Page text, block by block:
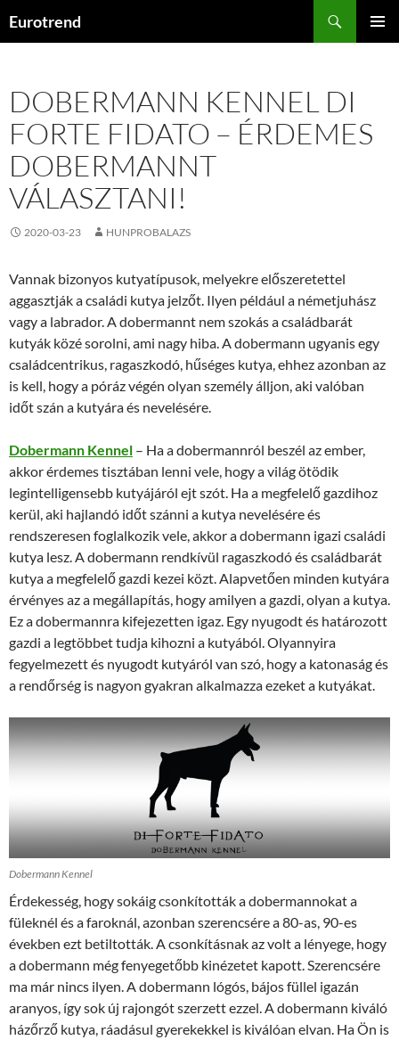
Eurotrend
DOBERMANN KENNEL DI
FORTE FIDATO – ÉRDEMES
DOBERMANNT
VÁLASZTANI!
2020-03-23 HUNPROBALAZS
Vannak bizonyos kutyatípusok, melyekre előszeretettel
aggasztják a családi kutya jelzőt. Ilyen például a németjuhász
vagy a labrador. A dobermannt nem szokás a családbarát
kutyák közé sorolni, ami nagy hiba. A dobermann ugyanis egy
családcentrikus, ragaszkodó, hűséges kutya, ehhez azonban az
is kell, hogy a póráz végén olyan személy álljon, aki valóban
időt szán a kutyára és nevelésére.
Dobermann Kennel – Ha a dobermannról beszél az ember,
akkor érdemes tisztában lenni vele, hogy a világ ötödik
legintelligensebb kutyájáról ejt szót. Ha a megfelelő gazdihoz
kerül, aki hajlandó időt szánni a kutya nevelésére és
rendszeresen foglalkozik vele, akkor a dobermann igazi családi
kutya lesz. A dobermann rendkívül ragaszkodó és családbarát
kutya a megfelelő gazdi kezei közt. Alapvetően minden kutyára
érvényes az a megállapítás, hogy amilyen a gazdi, olyan a kutya.
Ez a dobermannra kifejezetten igaz. Egy nyugodt és határozott
gazdi a legtöbbet tudja kihozni a kutyából. Olyannyira
fegyelmezett és nyugodt kutyáról van szó, hogy a katonaság és
a rendőrség is nagyon gyakran alkalmazza ezeket a kutyákat.
Dobermann Kennel
Érdekesség, hogy sokáig csonkították a dobermannokat a
füleknél és a faroknál, azonban szerencsére a 80-as, 90-es
években ezt betiltották. A csonkításnak az volt a lényege, hogy
a dobermann még fenyegetőbb kinézetet kapott. Szerencsére
ma már nincs ilyen. A dobermann lógós, bájos füllel igazán
aranyos, így sok új rajongót szerzett ezzel. A dobermann kiváló
házőrző kutya, ráadásul gyerekekkel is kiválóan elvan. Ha Ön is